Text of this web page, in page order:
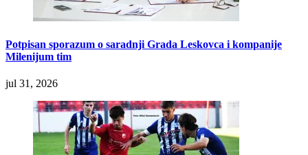
Potpisan sporazum o saradnji Grada Leskovca i kompanije
Milenijum tim
jul 31, 2026